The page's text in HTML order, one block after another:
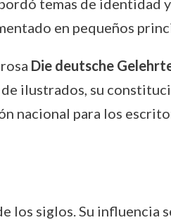
temas de identidad
en pequeños
Die deutsche
ilustrados, su
nacional para los
los siglos. Su influencia